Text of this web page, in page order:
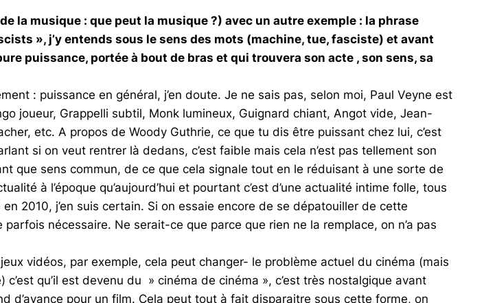
la musique : que peut la musique ?) avec un autre exemple : la phrase
», j’y entends sous le sens des mots (machine, tue, fasciste) et avant
puissance, portée à bout de bras et qui trouvera son acte , son sens, sa
: puissance en général, j’en doute. Je ne sais pas, selon moi, Paul Veyne est
joueur, Grappelli subtil, Monk lumineux, Guignard chiant, Angot vide, Jean-
etc. A propos de Woody Guthrie, ce que tu dis être puissant chez lui, c’est
si on veut rentrer là dedans, c’est faible mais cela n’est pas tellement son
que sens commun, de ce que cela signale tout en le réduisant à une sorte de
à l’époque qu’aujourd’hui et pourtant c’est d’une actualité intime folle, tous
2010, j’en suis certain. Si on essaie encore de se dépatouiller de cette
nécessaire. Ne serait-ce que parce que rien ne la remplace, on n’a pas
vidéos, par exemple, cela peut changer- le problème actuel du cinéma (mais
qu’il est devenu du » cinéma de cinéma », c’est très nostalgique avant
d’avance pour un film. Cela peut tout à fait disparaitre sous cette forme, on